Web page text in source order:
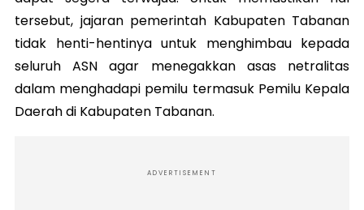
tersebut, jajaran pemerintah Kabupaten Tabanan
tidak henti-hentinya untuk menghimbau kepada
seluruh ASN agar menegakkan asas netralitas
dalam menghadapi pemilu termasuk Pemilu Kepala
Daerah di Kabupaten Tabanan.
ADVERTISEMENT